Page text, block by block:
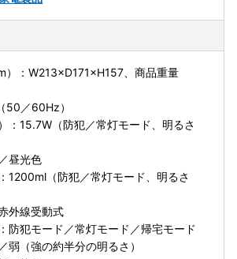
）：W213×D171×H157、商品重量
／60Hz）
：15.7W（防犯／常灯モード、明るさ
昼光色
1200ml（防犯／常灯モード、明るさ
外線受動式
防犯モード／常灯モード／帰宅モード
（強の約半分の明るさ）